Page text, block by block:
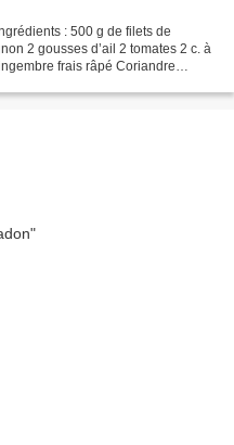
: 500 g de filets de
2 gousses d’ail 2 tomates 2 c. à
frais râpé Coriandre